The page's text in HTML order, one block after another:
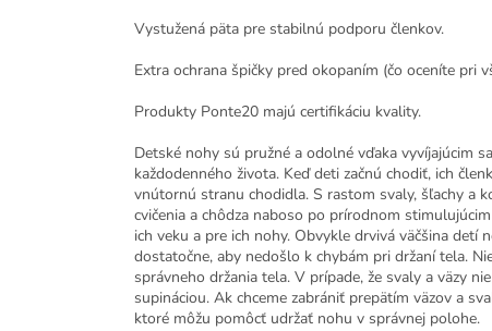
Vystužená päta pre stabilnú podporu členkov.
Extra ochrana špičky pred okopaním (čo oceníte pri
Produkty Ponte20 majú certifikáciu kvality.
Detské nohy sú pružné a odolné vďaka vyvíjajúcim
každodenného života. Keď deti začnú chodiť, ich
vnútornú stranu chodidla. S rastom svaly, šľachy a
cvičenia a chôdza naboso po prírodnom
ich veku a pre ich nohy. Obvykle drvivá väčšina
dostatočne, aby nedošlo k chybám pri držaní tela.
správneho držania tela. V prípade, že svaly a väzy
supináciou. Ak chceme zabrániť prepätím väzov a
ktoré môžu pomôcť udržať nohu v správnej polohe.